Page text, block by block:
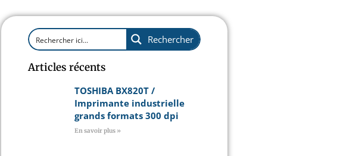
Rechercher
Articles récents
TOSHIBA BX820T /
Imprimante industrielle
grands formats 300 dpi
En savoir plus »